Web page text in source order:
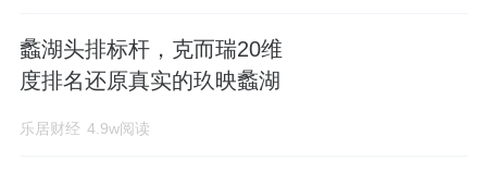
蠡湖头排标杆，克而瑞20维
度排名还原真实的玖映蠡湖
乐居财经 4.9w阅读